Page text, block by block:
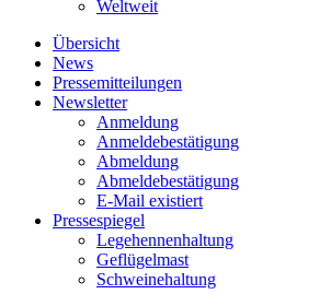
Weltweit
Übersicht
News
Pressemitteilungen
Newsletter
Anmeldung
Anmeldebestätigung
Abmeldung
Abmeldebestätigung
E-Mail existiert
Pressespiegel
Legehennenhaltung
Geflügelmast
Schweinehaltung